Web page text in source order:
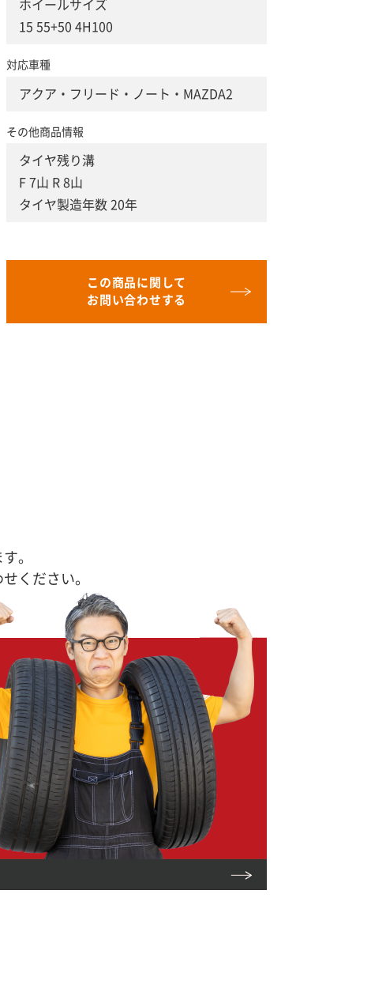
ホイールサイズ
15 55+50 4H100
対応車種
アクア・フリード・ノート・MAZDA2
その他商品情報
タイヤ残り溝
F 7山 R 8山
タイヤ製造年数 20年
この商品に関して
お問い合わせする
。
ください。